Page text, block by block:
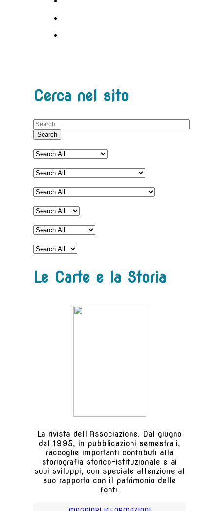
Cerca nel sito
Search
Le Carte e la Storia
La rivista dell'Associazione. Dal giugno
del 1995, in pubblicazioni semestrali,
raccoglie importanti contributi alla
storiografia storico-istituzionale e ai
suoi sviluppi, con speciale attenzione al
suo rapporto con il patrimonio delle
fonti.